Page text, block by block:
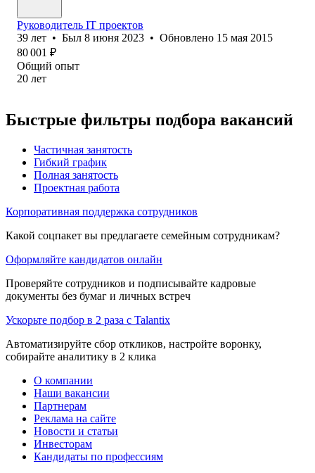
Руководитель IT проектов
39 лет • Был 8 июня 2023 • Обновлено 15 мая 2015
80 001 ₽
Общий опыт
20 лет
Быстрые фильтры подбора вакансий
Частичная занятость
Гибкий график
Полная занятость
Проектная работа
Корпоративная поддержка сотрудников
Какой соцпакет вы предлагаете семейным сотрудникам?
Оформляйте кандидатов онлайн
Проверяйте сотрудников и подписывайте кадровые
документы без бумаг и личных встреч
Ускорьте подбор в 2 раза с Talantix
Автоматизируйте сбор откликов, настройте воронку,
собирайте аналитику в 2 клика
О компании
Наши вакансии
Партнерам
Реклама на сайте
Новости и статьи
Инвесторам
Кандидаты по профессиям